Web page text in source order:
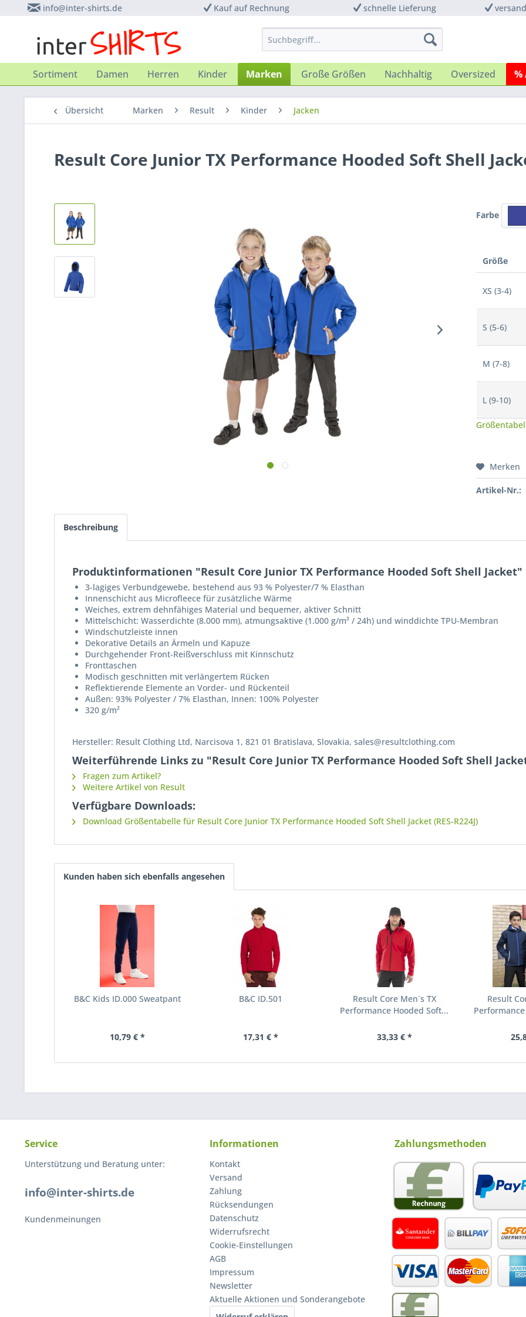
info@inter-shirts.de Kauf auf Rechnung schnelle Lieferung
Sortiment Damen Herren Kinder Marken Große Größen Nachhaltig Oversized %
Übersicht Marken Result Kinder Jacken
Result Core Junior TX Performance Hooded Soft Shell
Farbe
Größe
XS (3-4)
S (5-6)
M (7-8)
L (9-10)
Merken
Artikel-Nr.:
Beschreibung
Produktinformationen "Result Core Junior TX Performance Hooded Soft Shell Jacket"
3-lagiges Verbundgewebe, bestehend aus 93 % Polyester/7 % Elasthan
Innenschicht aus Microfleece für zusätzliche Wärme
Weiches, extrem dehnfähiges Material und bequemer, aktiver Schnitt
Mittelschicht: Wasserdichte (8.000 mm), atmungsaktive (1.000 g/m² / 24h) und winddichte TPU-Membran
Windschutzleiste innen
Dekorative Details an Ärmeln und Kapuze
Durchgehender Front-Reißverschluss mit Kinnschutz
Fronttaschen
Modisch geschnitten mit verlängertem Rücken
Reflektierende Elemente an Vorder- und Rückenteil
Außen: 93% Polyester / 7% Elasthan, Innen: 100% Polyester
320 g/m²
Hersteller: Result Clothing Ltd, Narcisova 1, 821 01 Bratislava, Slovakia, sales@resultclothing.com
Weiterführende Links zu "Result Core Junior TX Performance Hooded Soft Shell
Fragen zum Artikel?
Weitere Artikel von Result
Verfügbare Downloads:
Download Größentabelle für Result Core Junior TX Performance Hooded Soft Shell Jacket (RES-R224J)
Kunden haben sich ebenfalls angesehen
B&C Kids ID.000 Sweatpant
10,79 € *
B&C ID.501
17,31 € *
Result Core Men´s TX
Performance Hooded Soft...
33,33 € *
Result
Service
Unterstützung und Beratung unter:
info@inter-shirts.de
Kundenmeinungen
Informationen
Kontakt
Versand
Zahlung
Rücksendungen
Datenschutz
Widerrufsrecht
Cookie-Einstellungen
AGB
Impressum
Newsletter
Aktuelle Aktionen und Sonderangebote
Zahlungsmethoden